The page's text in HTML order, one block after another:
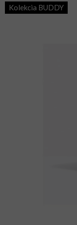
Kolekcia BUDDY